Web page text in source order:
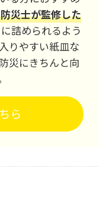
防災士が監修した
詰められるよう
りやすい紙皿な
災にきちんと向
ら